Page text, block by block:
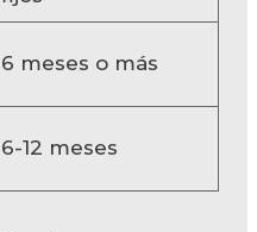
6 meses o más
6-12 meses